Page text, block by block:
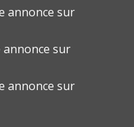
annonce sur
annonce sur
annonce sur